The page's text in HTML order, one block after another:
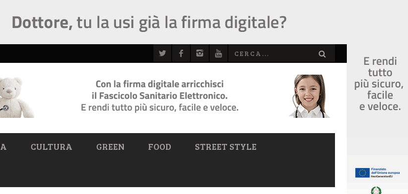
CULTURA GREEN FOOD STREET STYLE